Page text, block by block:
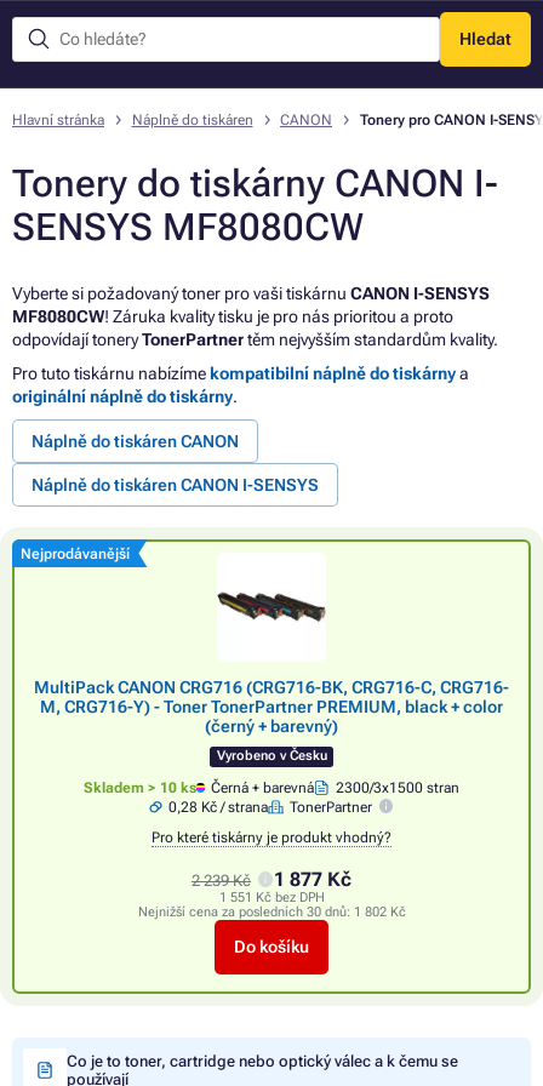
Hledat
Menu
Hlavní stránka Náplně do tiskáren CANON Tonery pro CANON I-
Tonery do tiskárny CANON I-
SENSYS MF8080CW
Vyberte si požadovaný toner pro vaši tiskárnu CANON I-SENSYS
MF8080CW! Záruka kvality tisku je pro nás prioritou a proto
odpovídají toneryTonerPartnertěm nejvyšším standardům kvality.
Pro tuto tiskárnu nabízíme kompatibilní náplně do tiskárnya
originální náplně do tiskárny.
Náplně do tiskáren CANON
Náplně do tiskáren CANON I-SENSYS
Nejprodávanější
MultiPack CANON CRG716 (CRG716-BK, CRG716-C, CRG716-
M, CRG716-Y) - Toner TonerPartner PREMIUM, black + color
(černý + barevný)
Vyrobeno v Česku
Skladem > 10 ks Černá + barevná
2300/3x1500 stran
0,28 Kč / strana
TonerPartner
Pro které tiskárny je produkt vhodný?
2 239 Kč 1 877 Kč
1 551 Kč bez DPH
Nejnižší cena za posledních 30 dnů: 1 802 Kč
Do košíku
Co je to toner, cartridge nebo optický válec a k čemu se
používají